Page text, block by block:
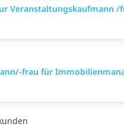
Veranstaltungs­kaufmann /
frau für